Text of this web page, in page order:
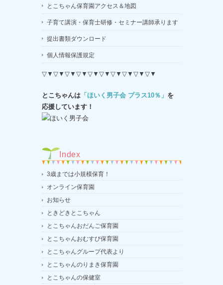
とこちゃん保育園アクセス＆地図
子育て講演・保育士研修・セミナー講師承ります
提出書類ダウンロード
個人情報保護規定
▽▼▽▼▽▼▽▼▽▼▽▼▽▼▽▼▽▼▽▼
とこちゃんは 「ほいく男子会 プラス10％」 を
応援しています！
Index
3歳までは小規模保育！
オンライン保育園
お知らせ
ときどきとこちゃん
とこちゃんおだんご保育園
とこちゃんおむすび保育園
とこちゃんグループ代表より
とこちゃんのりまき保育園
とこちゃんの保健室